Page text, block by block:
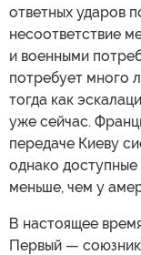
ответных ударов
несоответствие
и военными
потребует много
тогда как
уже сейчас.
передаче Киеву
однако
меньше, чем у
В настоящее
Первый —